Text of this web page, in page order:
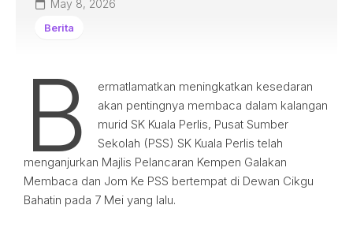
May 8, 2026
Berita
B
ermatlamatkan meningkatkan kesedaran
akan pentingnya membaca dalam kalangan
murid SK Kuala Perlis, Pusat Sumber
Sekolah (PSS) SK Kuala Perlis telah
menganjurkan Majlis Pelancaran Kempen Galakan
Membaca dan Jom Ke PSS bertempat di Dewan Cikgu
Bahatin pada 7 Mei yang lalu.